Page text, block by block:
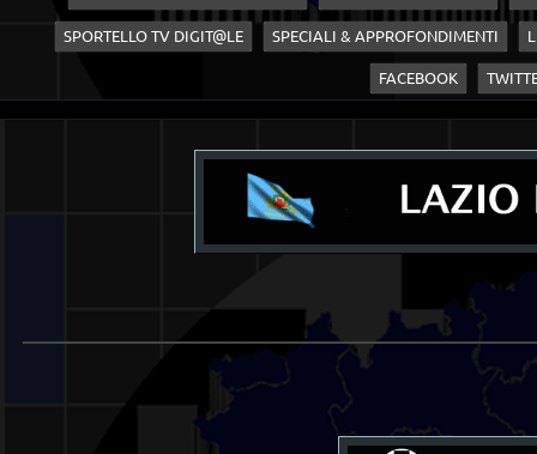
SPORTELLO TV DIGIT@LE SPECIALI & APPROFONDIMENTI
FACEBOOK